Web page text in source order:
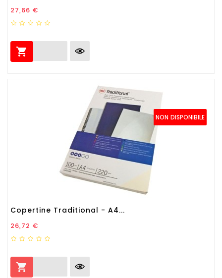
Prezzo
27,66 €

NON DISPONIBILE
Copertine Traditional - A4...
Prezzo
26,72 €
